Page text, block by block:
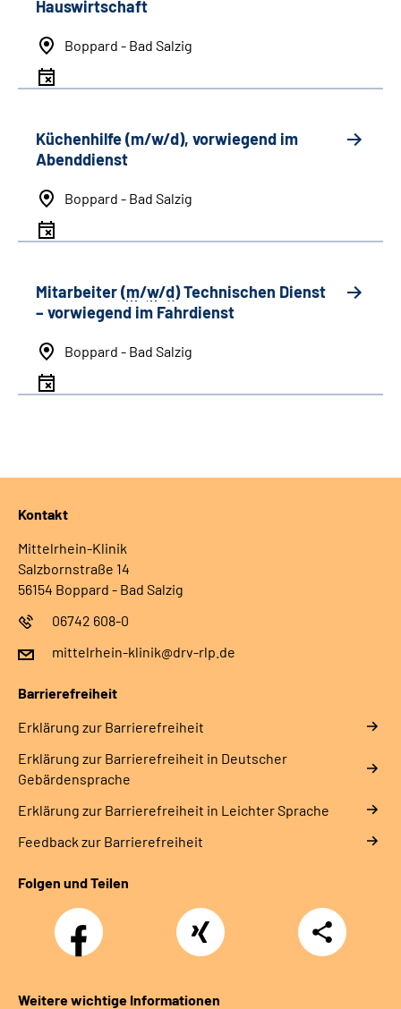
Hauswirtschaft
Boppard - Bad Salzig
Küchenhilfe (m/w/d), vorwiegend im
Abenddienst
Boppard - Bad Salzig
Mitarbeiter (m/w/d) Technischen Dienst
– vorwiegend im Fahrdienst
Boppard - Bad Salzig
Kontakt
Mittelrhein-Klinik
Salzbornstraße 14
56154 Boppard - Bad Salzig
06742 608-0
mittelrhein-klinik@drv-rlp.de
Barrierefreiheit
Erklärung zur Barrierefreiheit
Erklärung zur Barrierefreiheit in Deutscher
Gebärdensprache
Erklärung zur Barrierefreiheit in Leichter Sprache
Feedback zur Barrierefreiheit
Folgen und Teilen
Facebook Xing
Teilen
Weitere wichtige Informationen